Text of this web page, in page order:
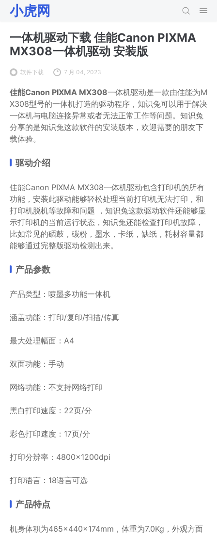
小虎网
一体机驱动下载 佳能Canon PIXMA
MX308一体机驱动 安装版
软件下载 7 月 04, 2023
佳能Canon PIXMA MX308一体机驱动是一款由佳能为M
X308型号的一体机打造的驱动程序，知识兔可以用于解决
一体机与电脑连接异常或者无法正常工作等问题。知识兔
分享的是知识兔这款软件的安装版本，欢迎需要的朋友下
载体验。
驱动介绍
佳能Canon PIXMA MX308一体机驱动包含打印机的所有
功能，安装此驱动能够轻松处理当前打印机无法打印，和
打印机脱机等故障和问题 ，知识兔这款驱动软件还能够显
示打印机的当前运行状态，知识兔还能检查打印机故障，
比如常见的硒鼓，碳粉，墨水，卡纸，缺纸，耗材容量都
能够通过完整版驱动检测出来。
产品参数
产品类型：喷墨多功能一体机
涵盖功能：打印/复印/扫描/传真
最大处理幅面：A4
双面功能：手动
网络功能：不支持网络打印
黑白打印速度：22页/分
彩色打印速度：17页/分
打印分辨率：4800×1200dpi
打印语言：18语言可选
产品特点
机身体积为465×440×174mm，体重为7.0Kg，外观方面